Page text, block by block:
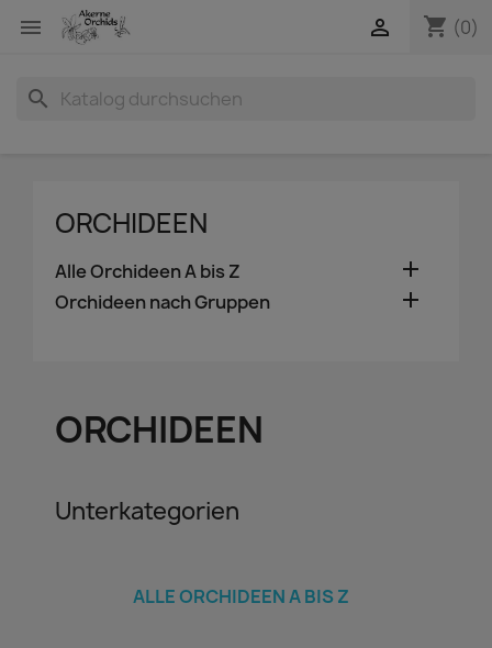
 shopping_cart (0)

search
ORCHIDEEN
Alle Orchideen A bis Z 
Orchideen nach Gruppen 
ORCHIDEEN
Unterkategorien
ALLE ORCHIDEEN A BIS Z